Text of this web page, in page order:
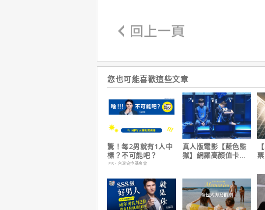
您也可能喜歡這些文章
驚！每2男就有1人中
標？不可能吧？
PR・台灣癌症基金會
真人版電影【藍色監
獄】網羅高顏值卡司